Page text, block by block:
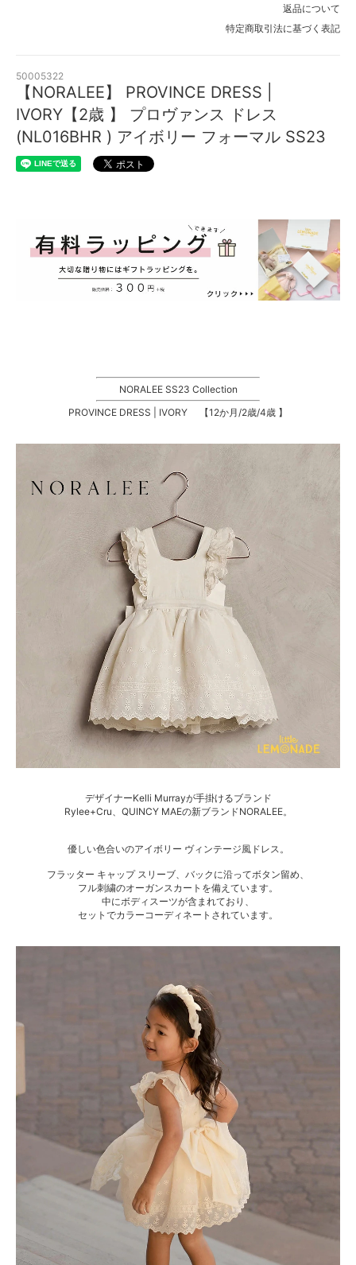
返品について
特定商取引法に基づく表記
50005322
【NORALEE】 PROVINCE DRESS |
IVORY【2歳 】 プロヴァンス ドレス
(NL016BHR ) アイボリー フォーマル SS23
NORALEE SS23 Collection
PROVINCE DRESS | IVORY 【12か月/2歳/4歳 】
デザイナーKelli Murrayが手掛けるブランド
Rylee+Cru、QUINCY MAEの新ブランドNORALEE。
優しい色合いのアイボリー ヴィンテージ風ドレス。
フラッター キャップ スリーブ、バックに沿ってボタン留め、
フル刺繍のオーガンスカートを備えています。
中にボディスーツが含まれており、
セットでカラーコーディネートされています。